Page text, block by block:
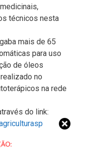
técnicos nesta
mais de 65
para uso
de óleos
no
na rede
do link: